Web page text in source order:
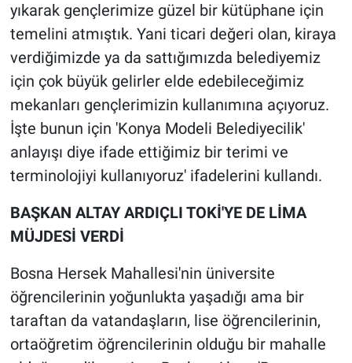
yıkarak gençlerimize güzel bir kütüphane için
temelini atmıştık. Yani ticari değeri olan, kiraya
verdiğimizde ya da sattığımızda belediyemiz
için çok büyük gelirler elde edebileceğimiz
mekanları gençlerimizin kullanımına açıyoruz.
İşte bunun için 'Konya Modeli Belediyecilik'
anlayışı diye ifade ettiğimiz bir terimi ve
terminolojiyi kullanıyoruz' ifadelerini kullandı.
BAŞKAN ALTAY ARDIÇLI TOKİ'YE DE LİMA
MÜJDESİ VERDİ
Bosna Hersek Mahallesi'nin üniversite
öğrencilerinin yoğunlukta yaşadığı ama bir
taraftan da vatandaşların, lise öğrencilerinin,
ortaöğretim öğrencilerinin olduğu bir mahalle